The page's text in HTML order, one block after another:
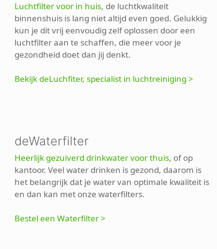
Luchtfilter voor in huis, de luchtkwaliteit
binnenshuis is lang niet altijd even goed. Gelukkig
kun je dit vrij eenvoudig zelf oplossen door een
luchtfilter aan te schaffen, die meer voor je
gezondheid doet dan jij denkt.
Bekijk deLuchfiter, specialist in luchtreiniging >
deWaterfilter
Heerlijk gezuiverd drinkwater voor thuis, of op
kantoor. Veel water drinken is gezond, daarom is
het belangrijk dat je water van optimale kwaliteit is
en dan kan met onze waterfilters.
Bestel een Waterfilter >